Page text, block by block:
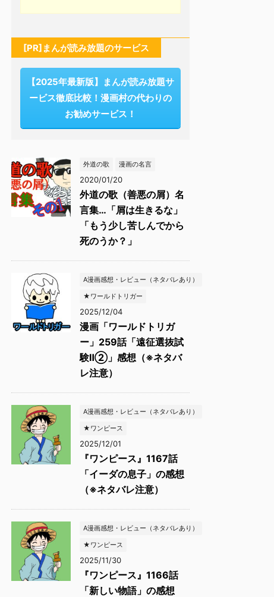
[PR]まんが読み放題のサービス
【2025年最新版】まんが読み放題サ
ービス徹底比較！漫画村の代わりの
お勧めサービス！
外道の歌 漫画の名言
2020/01/20
外道の歌（善悪の屑）名
言集…「屑は生きるな」
「もう少し苦しんでから
死のうか？」
A漫画感想・レビュー（ネタバレあり）
★ワールドトリガー
2025/12/04
漫画「ワールドトリガ
ー」259話「遠征選抜試
験Ⅱ②」感想（※ネタバ
レ注意）
A漫画感想・レビュー（ネタバレあり）
★ワンピース
2025/12/01
『ワンピース』1167話
「イーダの息子」の感想
（※ネタバレ注意）
A漫画感想・レビュー（ネタバレあり）
★ワンピース
2025/11/30
『ワンピース』1166話
「新しい物語」の感想